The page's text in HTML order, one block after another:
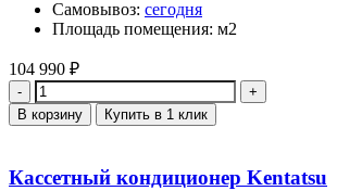
Самовывоз: сегодня
Площадь помещения: м2
104 990 ₽
Количество
В корзину Купить в 1 клик
Кассетный кондиционер Kentatsu